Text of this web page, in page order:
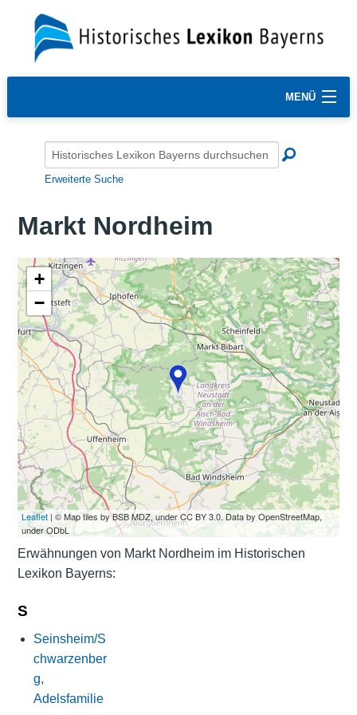
MENÜ
Erweiterte Suche
Markt Nordheim
+
−
Leaflet| © Map tiles by BSB MDZ, under CC BY 3.0. Data by OpenStreetMap,
under ODbL
Erwähnungen von Markt Nordheim im Historischen
Lexikon Bayerns:
S
Seinsheim/S
chwarzenber
g,
Adelsfamilie